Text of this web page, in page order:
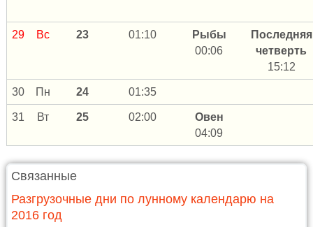
29 Вс 23 01:10
Рыбы
00:06
Последняя
четверть
15:12
30 Пн 24 01:35
31 Вт 25 02:00
Овен
04:09
Связанные
Разгрузочные дни по лунному календарю на
2016 год